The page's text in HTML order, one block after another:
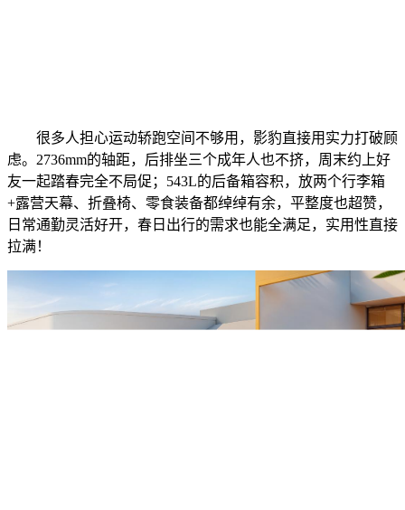
很多人担心运动轿跑空间不够用，影豹直接用实力打破顾
虑。2736mm的轴距，后排坐三个成年人也不挤，周末约上好
友一起踏春完全不局促；543L的后备箱容积，放两个行李箱
+露营天幕、折叠椅、零食装备都绰绰有余，平整度也超赞，
日常通勤灵活好开，春日出行的需求也能全满足，实用性直接
拉满！